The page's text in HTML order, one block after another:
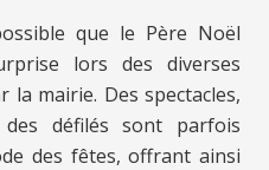
que le Père Noël
lors des diverses
mairie. Des spectacles,
défilés sont parfois
des fêtes, offrant ainsi